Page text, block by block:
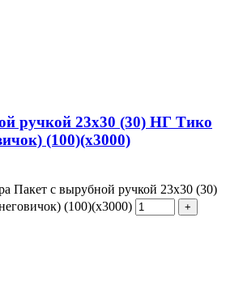
ручкой 23х30 (30) НГ Тико
(100)(х3000)
Пакет с вырубной ручкой 23х30 (30)
(100)(х3000)